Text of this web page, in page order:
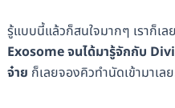
รู้แบบนี้แล้วก็สนใจมากๆ เราก็เล
Exosome จนได้มารู้จักกับ
จ๋าย ก็เลยจองคิวทำนัดเข้ามาเล